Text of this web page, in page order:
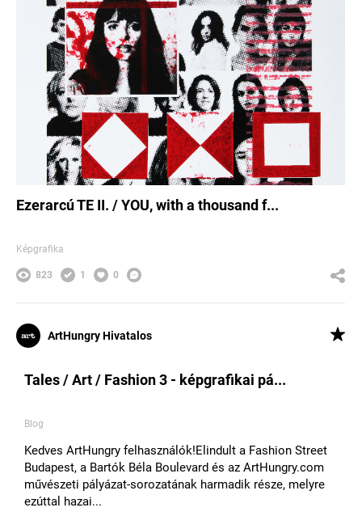
Ezerarcú TE II. / YOU, with a thousand f...
Képgrafika
823 1 0
ArtHungry Hivatalos
Tales / Art / Fashion 3 - képgrafikai pá...
Blog
​Kedves ArtHungry felhasználók!​Elindult a Fashion Street
Budapest, a Bartók Béla Boulevard és az ArtHungry.com
művészeti pályázat-sorozatának harmadik ​része, melyre
ezúttal hazai...